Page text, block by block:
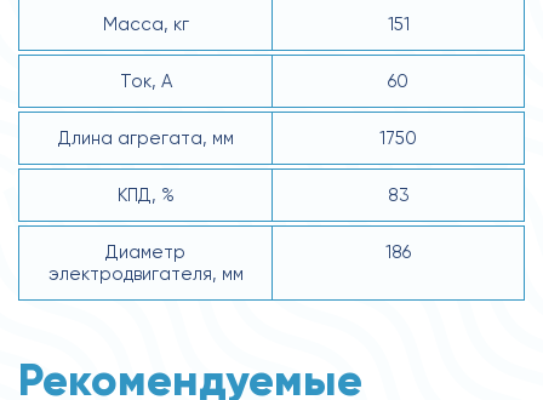
Масса, кг 151
Ток, А 60
Длина агрегата, мм 1750
КПД, % 83
Диаметр
электродвигателя, мм
186
Рекомендуемые